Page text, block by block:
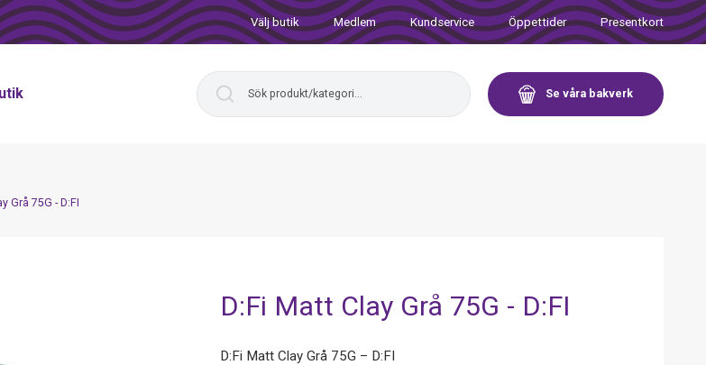
Välj butik Medlem Kundservice Öppettider Presentkort
Se våra bakverk
Grå 75G - D:FI
D:Fi Matt Clay Grå 75G - D:FI
D:Fi Matt Clay Grå 75G – D:FI